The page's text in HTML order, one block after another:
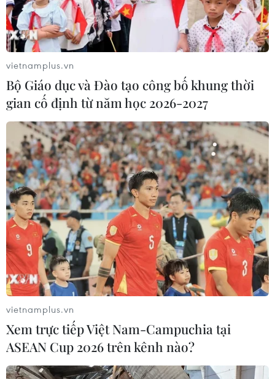
vietnamplus.vn
Bộ Giáo dục và Đào tạo công bố khung thời
gian cố định từ năm học 2026-2027
vietnamplus.vn
Xem trực tiếp Việt Nam-Campuchia tại
ASEAN Cup 2026 trên kênh nào?